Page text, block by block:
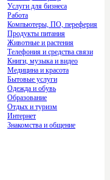
Услуги для бизнеса
Работа
Компьютеры, ПО, переферия
Продукты питания
Животные и растения
Телефония и средства связи
Книги, музыка и видео
Медицина и красота
Бытовые услуги
Одежда и обувь
Образование
Отдых и туризм
Интернет
Знакомства и общение